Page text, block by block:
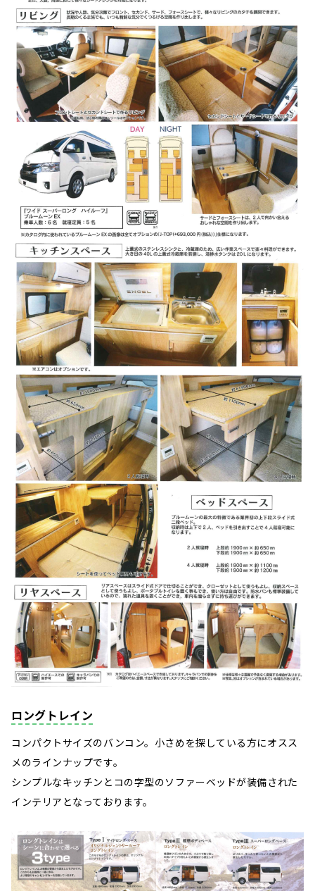
ロングトレイン
コンパクトサイズのバンコン。小さめを探している方にオスス
メのラインナップです。
シンプルなキッチンとコの字型のソファーベッドが装備された
インテリアとなっております。